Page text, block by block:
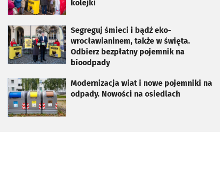
kolejki
Segreguj śmieci i bądź eko-
wrocławianinem, także w święta.
Odbierz bezpłatny pojemnik na
bioodpady
otworzy się w nowej karcie
Modernizacja wiat i nowe pojemniki na
odpady. Nowości na osiedlach
otworzy się w nowej karcie